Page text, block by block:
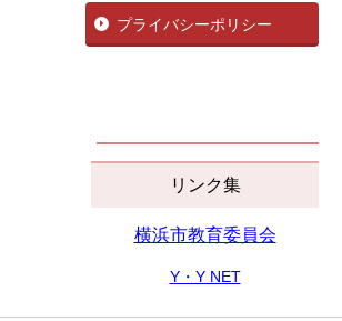
プライバシーポリシー
リンク集
横浜市教育委員会
Y・Y NET